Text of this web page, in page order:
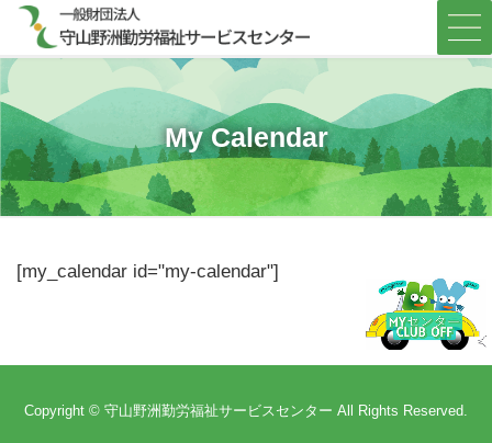
テ
ン
ツ
ス
キ
ッ
プ
ゲ
ー
シ
ン
に
移
動
My Calendar
[my_calendar id="my-calendar"]
Copyright © 守山野洲勤労福祉サービスセンター All Rights Reserved.